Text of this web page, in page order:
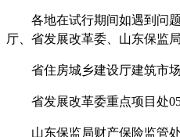
各地在试行期间如遇到问
厅、省发展改革委、山东保监
省住房城乡建设厅建筑市
省发展改革委重点项目处
山东保监局财产保险监管处